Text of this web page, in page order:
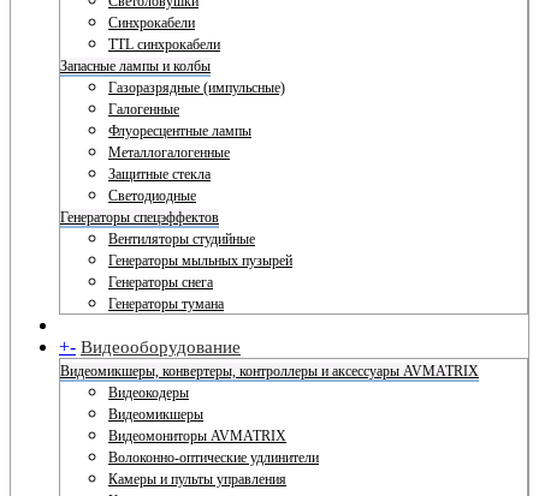
Синхрокабели
TTL синхрокабели
Запасные лампы и колбы
Газоразрядные (импульсные)
Галогенные
Флуоресцентные лампы
Металлогалогенные
Защитные стекла
Светодиодные
Генераторы спецэффектов
Вентиляторы студийные
Генераторы мыльных пузырей
Генераторы снега
Генераторы тумана
+- Видеооборудование
Видеомикшеры, конвертеры, контроллеры и аксессуары AVMATRIX
Видеокодеры
Видеомикшеры
Видеомониторы AVMATRIX
Волоконно-оптические удлинители
Камеры и пульты управления